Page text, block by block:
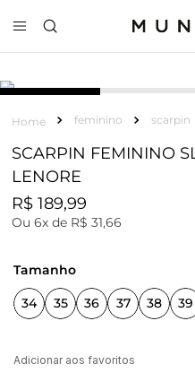
feminino scarpin
SCARPIN FEMININO
LENORE
R$ 189,99
Ou 6x de R$ 31,66
tamanho
34 35 36 37 38 39